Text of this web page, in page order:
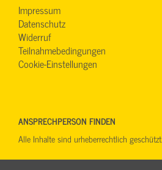
Impressum
Datenschutz
Widerruf
Teilnahmebedingungen
Cookie-Einstellungen
ANSPRECHPERSON FINDEN
Alle Inhalte sind urheberrechtlich